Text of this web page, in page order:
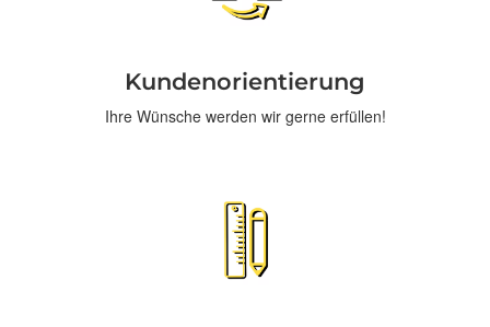
Kundenorientierung
Ihre Wünsche werden wir gerne erfüllen!